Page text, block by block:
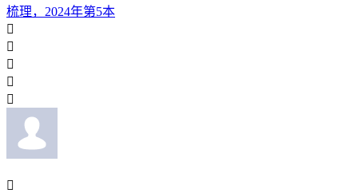
梳理，2024年第5本





